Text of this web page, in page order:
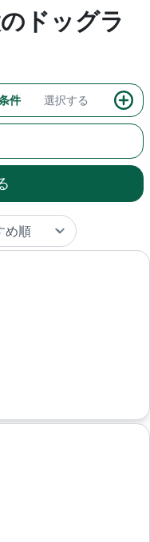
ドッグラ
件 選択する